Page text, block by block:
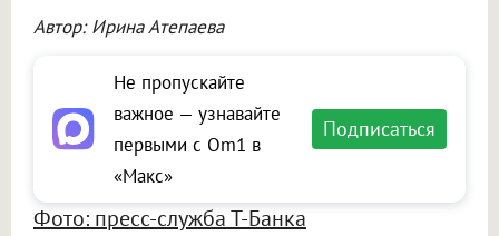
Автор: Ирина Атепаева
Не пропускайте
важное — узнавайте
первыми с Om1 в
«Макс»
Подписаться
Фото: пресс-служба Т-Банка